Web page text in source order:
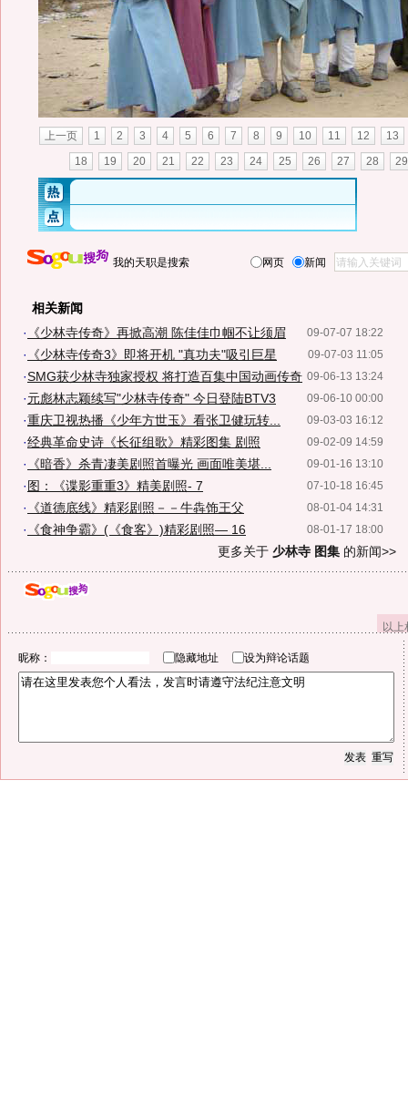
上一页 1 2 3 4 5 6 7 8 9 10 11 12
13
18
19 20 21 22 23 24 25 26 27 28 29
我的天职是搜索 网页 新闻
相关新闻
09-07-07 18:22
· 《少林寺传奇》再掀高潮 陈佳佳巾帼不让须眉
09-07-03 11:05
· 《少林寺传奇3》即将开机 "真功夫"吸引巨星
09-06-13 13:24
·SMG获少林寺独家授权 将打造百集中国动画传奇
09-06-10 00:00
·元彪林志颖续写"少林寺传奇" 今日登陆BTV3
09-03-03 16:12
·重庆卫视热播《少年方世玉》看张卫健玩转...
09-02-09 14:59
·经典革命史诗《长征组歌》精彩图集 剧照
09-01-16 13:10
· 《暗香》杀青凄美剧照首曝光 画面唯美堪...
07-10-18 16:45
· 图：《谍影重重3》精美剧照- 7
08-01-04 14:31
· 《道德底线》精彩剧照－－牛犇饰王父
08-01-17 18:00
·
《食神争霸》(《食客》)精彩剧照— 16
更多关于 少林寺 图集 的新闻>>
以
昵称： 隐藏地址 设为辩论话题